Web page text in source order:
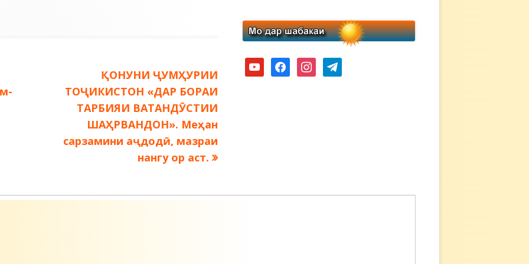
Следующая
запись:
ҚОНУНИ ҶУМҲУРИИ
ТОҶИКИСТОН «ДАР БОРАИ
ТАРБИЯИ ВАТАНДӮСТИИ
ШАҲРВАНДОН». Меҳан
сарзамини аҷдодӣ, мазраи
нангу ор аст.
youtubefacebookinstagramtelegram